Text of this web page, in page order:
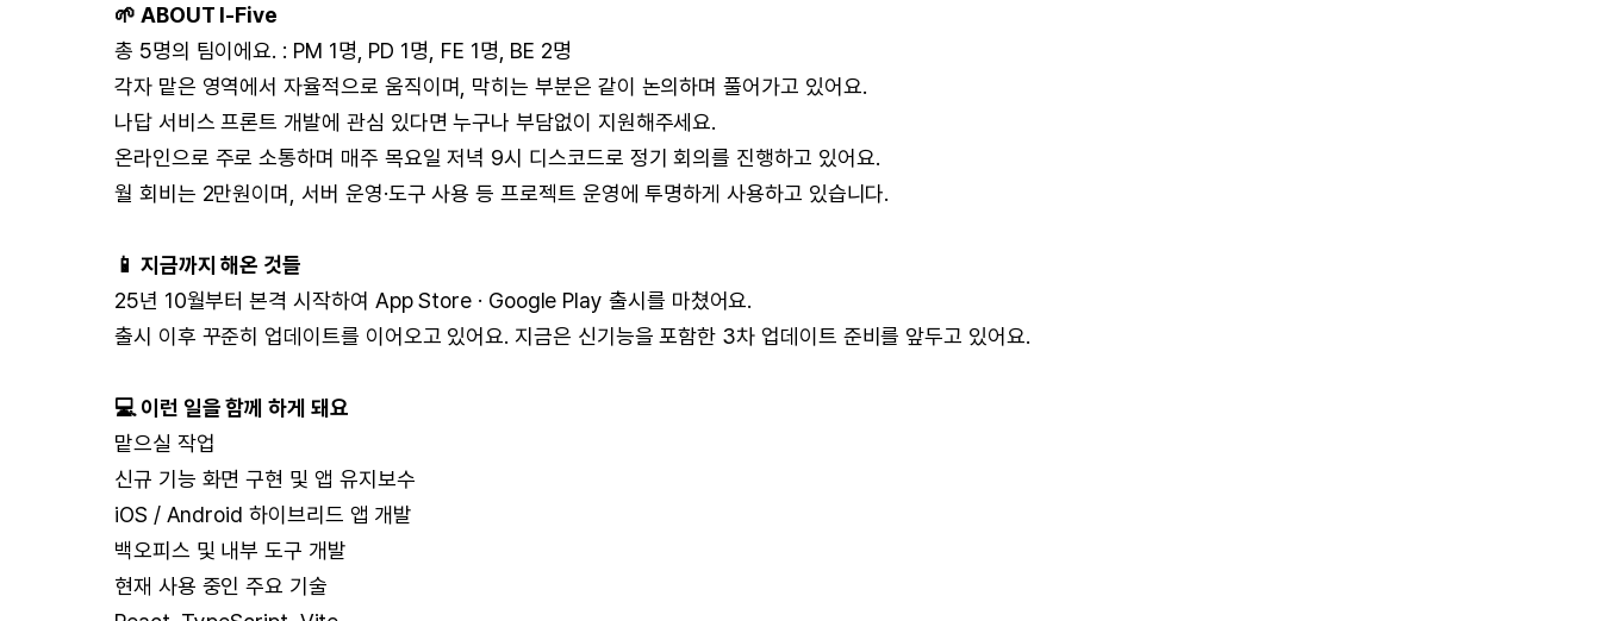
🌱 ABOUT I-Five
총 5명의 팀이에요. : PM 1명, PD 1명, FE 1명, BE 2명
각자 맡은 영역에서 자율적으로 움직이며, 막히는 부분은 같이 논의하며 풀어가고 있어요.
나답 서비스 프론트 개발에 관심 있다면 누구나 부담없이 지원해주세요.
온라인으로 주로 소통하며 매주 목요일 저녁 9시 디스코드로 정기 회의를 진행하고 있어요.
월 회비는 2만원이며, 서버 운영·도구 사용 등 프로젝트 운영에 투명하게 사용하고 있습니다.
📱 지금까지 해온 것들
25년 10월부터 본격 시작하여 App Store · Google Play 출시를 마쳤어요.
출시 이후 꾸준히 업데이트를 이어오고 있어요. 지금은 신기능을 포함한 3차 업데이트 준비를 앞두고 있어요.
💻 이런 일을 함께 하게 돼요
맡으실 작업
신규 기능 화면 구현 및 앱 유지보수
iOS / Android 하이브리드 앱 개발
백오피스 및 내부 도구 개발
현재 사용 중인 주요 기술